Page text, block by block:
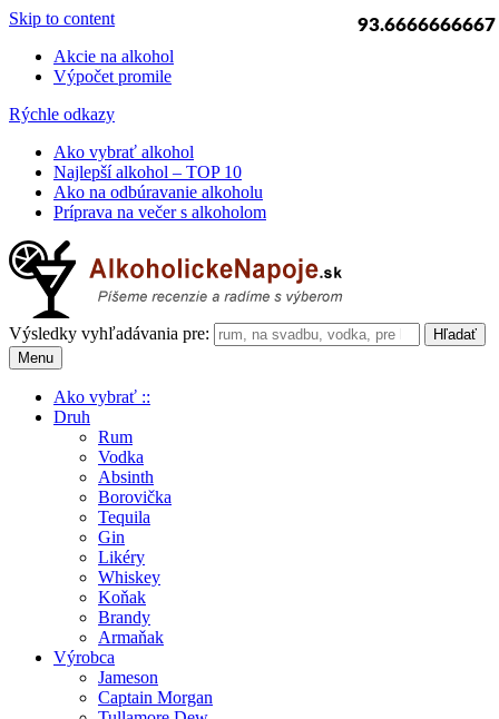
Skip to content
Akcie na alkohol
Výpočet promile
Rýchle odkazy
Ako vybrať alkohol
Najlepší alkohol – TOP 10
Ako na odbúravanie alkoholu
Príprava na večer s alkoholom
Výsledky vyhľadávania pre:
Menu
Ako vybrať ::
Druh
Rum
Vodka
Absinth
Borovička
Tequila
Gin
Likéry
Whiskey
Koňak
Brandy
Armaňak
Výrobca
Jameson
Captain Morgan
93.6666666667